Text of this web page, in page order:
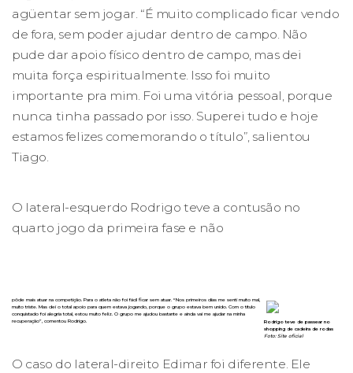
agüentar sem jogar. “É muito complicado ficar vendo
de fora, sem poder ajudar dentro de campo. Não
pude dar apoio físico dentro de campo, mas dei
muita força espiritualmente. Isso foi muito
importante pra mim. Foi uma vitória pessoal, porque
nunca tinha passado por isso. Superei tudo e hoje
estamos felizes comemorando o título”, salientou
Tiago.
O lateral-esquerdo Rodrigo teve a contusão no
quarto jogo da primeira fase e não
Rodrigo teve de passear no
shopping de cadeira de rodas
Foto: Site oficial
pôde mais atuar na competição. Para o atleta não foi fácil ficar sem atuar. “Nos primeiros dias me senti muito mal,
muito triste. Mas dei o total apoio para quem estava jogando, porque o grupo estava bem unido. Com o título
conquistado foi alegria total, estou muito feliz. O grupo me ajudou bastante e ainda vai me ajudar na minha
recuperação”, comentou Rodrigo.
O caso do lateral-direito Edimar foi diferente. Ele